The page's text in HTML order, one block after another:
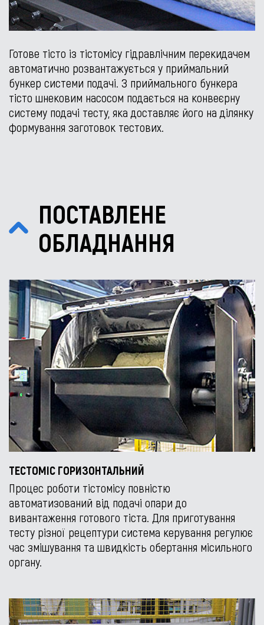
Готове тісто із тістомісу гідравлічним перекидачем
автоматично розвантажується у приймальний
бункер системи подачі. З приймального бункера
тісто шнековим насосом подається на конвеєрну
систему подачі тесту, яка доставляє його на ділянку
формування заготовок тестових.
ПОСТАВЛЕНЕ
ОБЛАДНАННЯ
ТЕСТОМІС ГОРИЗОНТАЛЬНИЙ
Процес роботи тістомісу повністю
автоматизований від подачі опари до
вивантаження готового тіста. Для приготування
тесту різної рецептури система керування регулює
час змішування та швидкість обертання місильного
органу.